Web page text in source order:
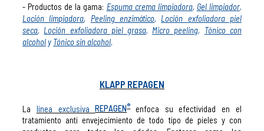
- Productos de la gama: Espuma crema limpiadora, Gel limpiador,
Loción limpiadora, Peeling enzimático, Loción exfoliadora piel
seca, Loción exfoliadora piel grasa, Micro peeling, Tónico con
alcohol y Tónico sin alcohol
KLAPP REPAGEN
La línea exclusivaREPAGEN®
enfoca su efectividad en el
tratamiento anti envejecimiento de todo tipo de pieles y con